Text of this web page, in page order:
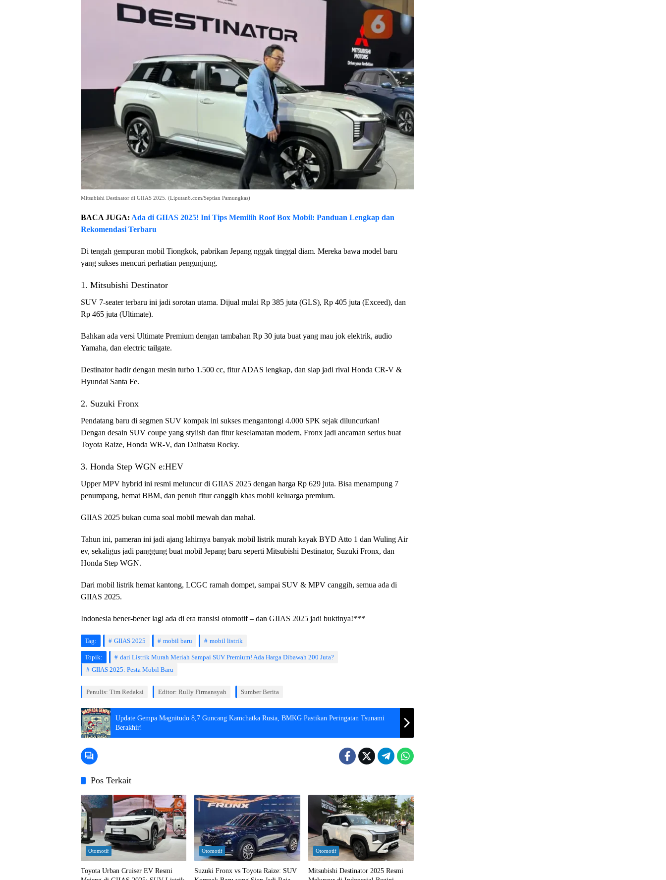
Mitsubishi Destinator di GIIAS 2025. (Liputan6.com/Septian Pamungkas)
BACA JUGA: Ada di GIIAS 2025! Ini Tips Memilih Roof Box Mobil: Panduan Lengkap dan
Rekomendasi Terbaru
Di tengah gempuran mobil Tiongkok, pabrikan Jepang nggak tinggal diam. Mereka bawa model baru
yang sukses mencuri perhatian pengunjung.
1. Mitsubishi Destinator
SUV 7-seater terbaru ini jadi sorotan utama. Dijual mulai Rp 385 juta (GLS), Rp 405 juta (Exceed), dan
Rp 465 juta (Ultimate).
Bahkan ada versi Ultimate Premium dengan tambahan Rp 30 juta buat yang mau jok elektrik, audio
Yamaha, dan electric tailgate.
Destinator hadir dengan mesin turbo 1.500 cc, fitur ADAS lengkap, dan siap jadi rival Honda CR-V &
Hyundai Santa Fe.
2. Suzuki Fronx
Pendatang baru di segmen SUV kompak ini sukses mengantongi 4.000 SPK sejak diluncurkan!
Dengan desain SUV coupe yang stylish dan fitur keselamatan modern, Fronx jadi ancaman serius buat
Toyota Raize, Honda WR-V, dan Daihatsu Rocky.
3. Honda Step WGN e:HEV
Upper MPV hybrid ini resmi meluncur di GIIAS 2025 dengan harga Rp 629 juta. Bisa menampung 7
penumpang, hemat BBM, dan penuh fitur canggih khas mobil keluarga premium.
GIIAS 2025 bukan cuma soal mobil mewah dan mahal.
Tahun ini, pameran ini jadi ajang lahirnya banyak mobil listrik murah kayak BYD Atto 1 dan Wuling Air
ev, sekaligus jadi panggung buat mobil Jepang baru seperti Mitsubishi Destinator, Suzuki Fronx, dan
Honda Step WGN.
Dari mobil listrik hemat kantong, LCGC ramah dompet, sampai SUV & MPV canggih, semua ada di
GIIAS 2025.
Indonesia bener-bener lagi ada di era transisi otomotif – dan GIIAS 2025 jadi buktinya!***
Tag: GIIAS 2025 mobil baru mobil listrik
Topik:
dari Listrik Murah Meriah Sampai SUV Premium! Ada Harga Dibawah 200 Juta?
GIIAS 2025: Pesta Mobil Baru
Penulis: Tim Redaksi Editor: Rully Firmansyah Sumber Berita
Update Gempa Magnitudo 8,7 Guncang Kamchatka Rusia, BMKG Pastikan Peringatan Tsunami
Berakhir!
Pos Terkait
Otomotif
Toyota Urban Cruiser EV Resmi
Otomotif
Suzuki Fronx vs Toyota Raize: SUV
Otomotif
Mitsubishi Destinator 2025 Resmi